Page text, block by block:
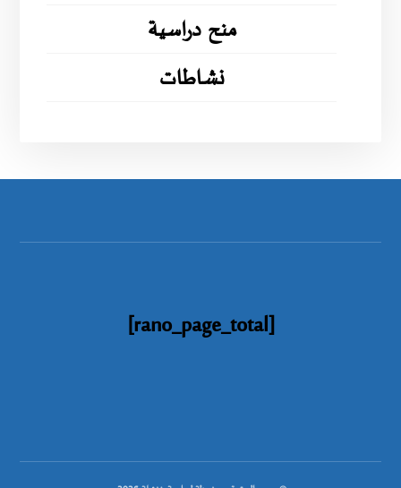
منح دراسية
نشاطات
[rano_page_total]